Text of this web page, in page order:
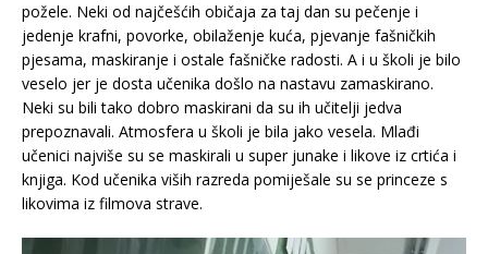
požele. Neki od najčešćih običaja za taj dan su pečenje i
jedenje krafni, povorke, obilaženje kuća, pjevanje fašničkih
pjesama, maskiranje i ostale fašničke radosti. A i u školi je bilo
veselo jer je dosta učenika došlo na nastavu zamaskirano.
Neki su bili tako dobro maskirani da su ih učitelji jedva
prepoznavali. Atmosfera u školi je bila jako vesela. Mlađi
učenici najviše su se maskirali u super junake i likove iz crtića i
knjiga. Kod učenika viših razreda pomiješale su se princeze s
likovima iz filmova strave.